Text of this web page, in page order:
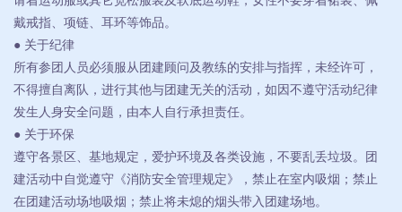
戴戒指、项链、耳环等饰品。
● 关于纪律
所有参团人员必须服从团建顾问及教练的安排与指挥，未经许可，
不得擅自离队，进行其他与团建无关的活动，如因不遵守活动纪律
发生人身安全问题，由本人自行承担责任。
● 关于环保
遵守各景区、基地规定，爱护环境及各类设施，不要乱丢垃圾。团
建活动中自觉遵守《消防安全管理规定》，禁止在室内吸烟；禁止
在团建活动场地吸烟；禁止将未熄的烟头带入团建场地。